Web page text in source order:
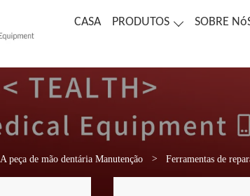
CASA PRODUTOS SOBRE
A peça de mão dentária Manutenção > Ferramentas de